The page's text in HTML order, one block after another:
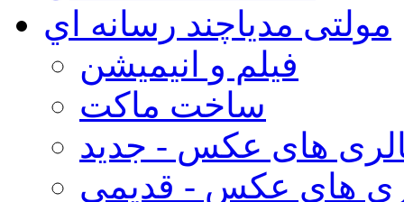
مولتی مدیاچند رسانه اي
فیلم و انیمیشن
ساخت ماکت
های عکس - جدید
های عکس - قدیمی